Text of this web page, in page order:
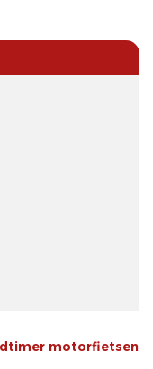
motorfietsen